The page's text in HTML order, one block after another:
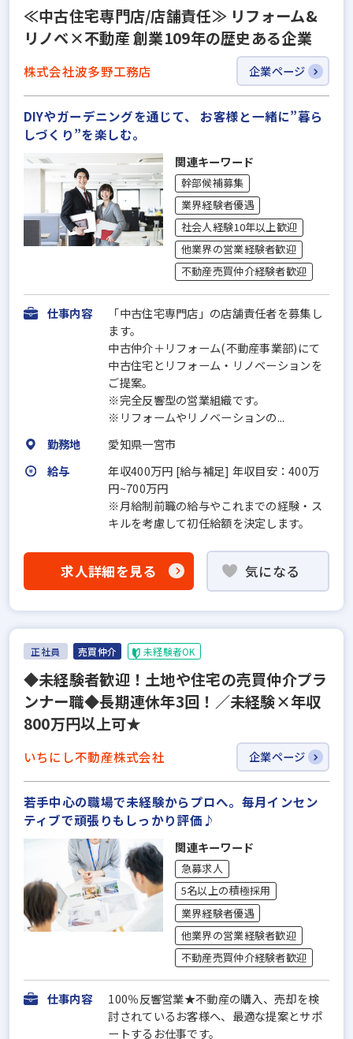
≪中古住宅専門店/店舗責任≫ リフォーム&
リノベ×不動産 創業109年の歴史ある企業
株式会社波多野工務店 企業ページ
DIYやガーデニングを通じて、 お客様と一緒に”暮ら
しづくり”を楽しむ。
関連キーワード
幹部候補募集
業界経験者優遇
社会人経験10年以上歓迎
他業界の営業経験者歓迎
不動産売買仲介経験者歓迎
仕事内容
「中古住宅専門店」の店舗責任者を募集し
ます。
中古仲介＋リフォーム(不動産事業部)にて
中古住宅とリフォーム・リノベーションを
ご提案。
※完全反響型の営業組織です。
※リフォームやリノベーションの...
勤務地
愛知県一宮市
給与
年収400万円 [給与補足] 年収目安：400万
円~700万円
※月給制前職の給与やこれまでの経験・ス
キルを考慮して初任給額を決定します。
求人詳細を見る 気になる
正社員 売買仲介 未経験者OK
◆未経験者歓迎！土地や住宅の売買仲介プラ
ンナー職◆長期連休年3回！／未経験×年収
800万円以上可★
いちにし不動産株式会社 企業ページ
若手中心の職場で未経験からプロへ。毎月インセン
ティブで頑張りもしっかり評価♪
関連キーワード
急募求人
5名以上の積極採用
業界経験者優遇
他業界の営業経験者歓迎
不動産売買仲介経験者歓迎
仕事内容
100％反響営業★不動産の購入、売却を検
討されているお客様へ、最適な提案とサポ
ートするお仕事です。